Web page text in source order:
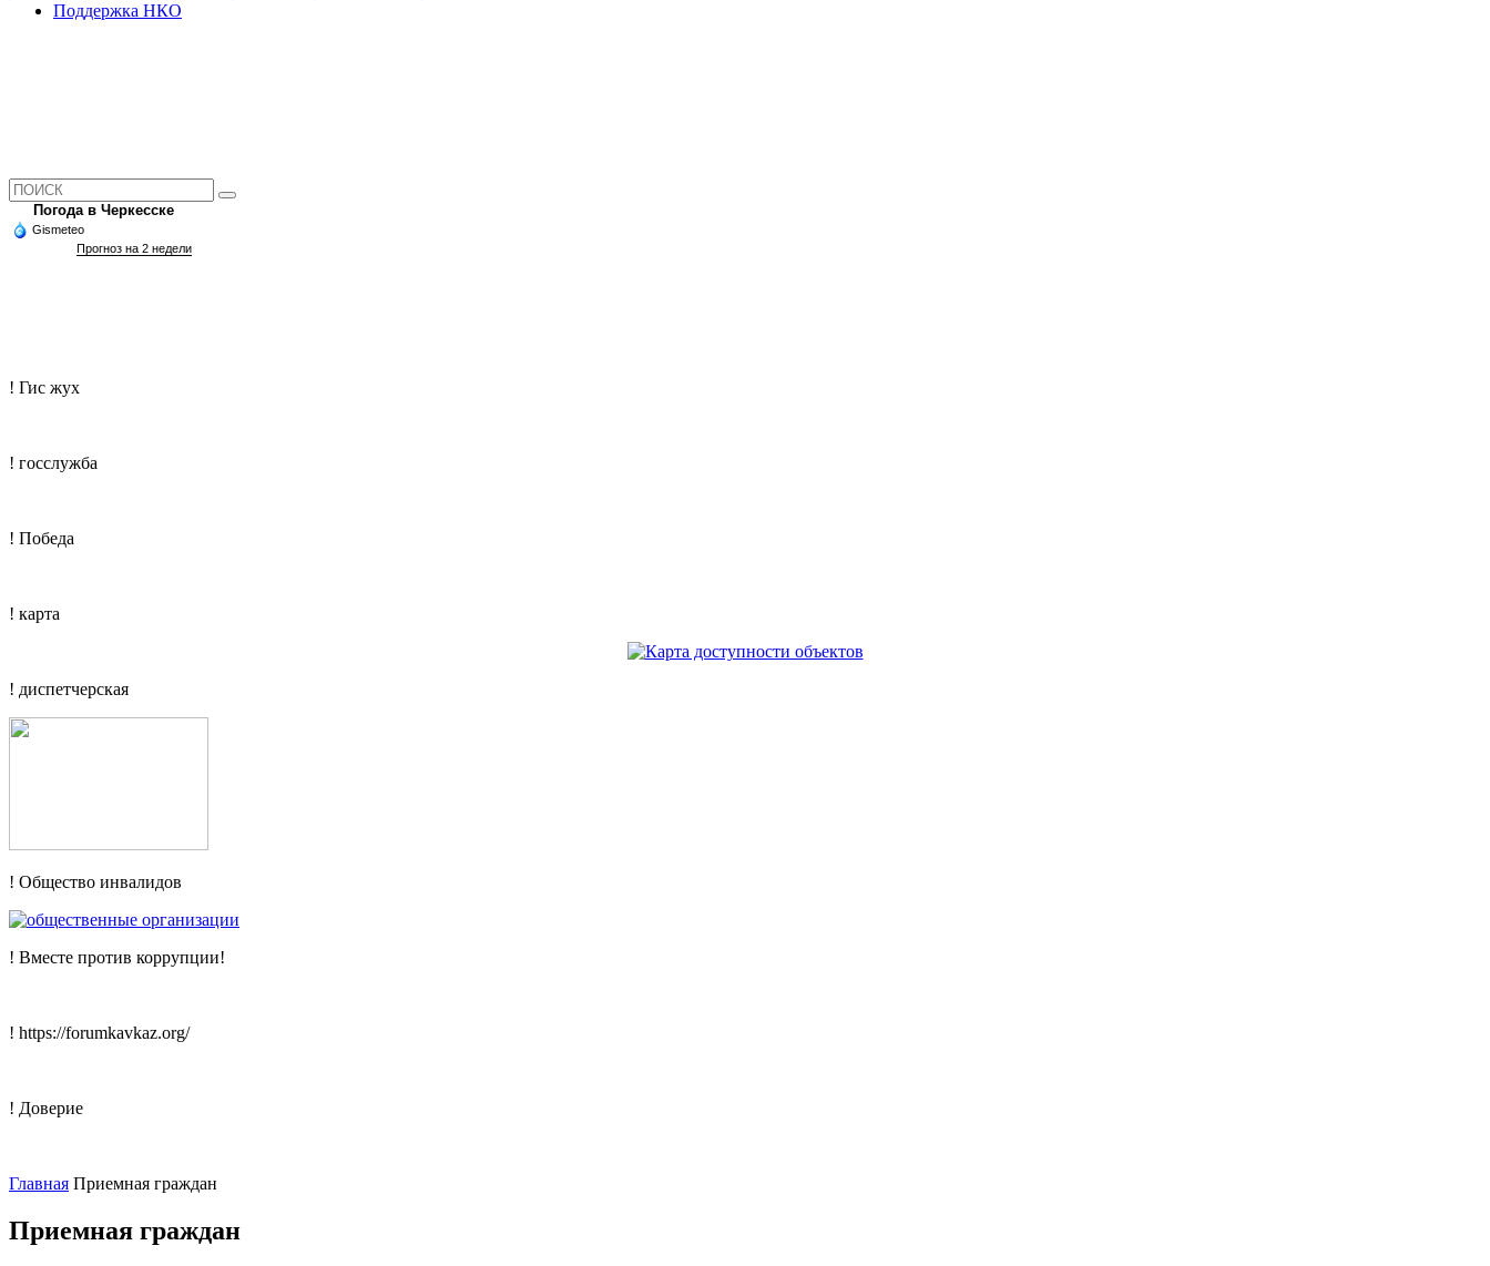
Поддержка НКО
Погода в Черкесске
Gismeteo
Прогноз на 2 недели
! Гис жух
! госслужба
! Победа
! карта
! диспетчерская
! Общество инвалидов
! Вместе против коррупции!
! https://forumkavkaz.org/
! Доверие
Главная Приемная граждан
Приемная граждан